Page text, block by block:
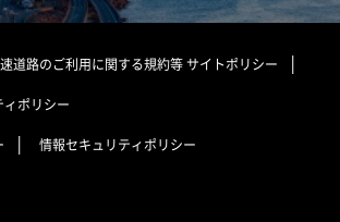
道路のご利用に関する規約等サイトポリシー
ポリシー
情報セキュリティポリシー